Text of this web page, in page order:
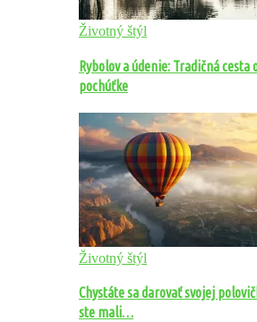
Životný štýl
Rybolov a údenie: Tradičná cesta
pochúťke
Životný štýl
Chystáte sa darovať svojej
ste mali…